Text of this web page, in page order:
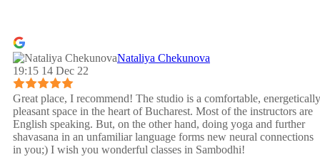
Nataliya Chekunova
19:15 14 Dec 22
Great place, I recommend! The studio is a comfortable, energetically
pleasant space in the heart of Bucharest. Most of the instructors are
English speaking. But, on the other hand, doing yoga and further
shavasana in an unfamiliar language forms new neural connections
in you;) I wish you wonderful classes in Sambodhi!